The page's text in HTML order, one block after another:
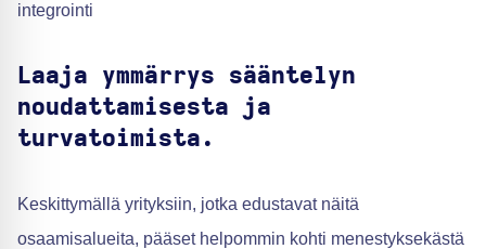
integrointi
Laaja ymmärrys sääntelyn
noudattamisesta ja
turvatoimista.
Keskittymällä yrityksiin, jotka edustavat näitä
osaamisalueita, pääset helpommin kohti menestyksekästä